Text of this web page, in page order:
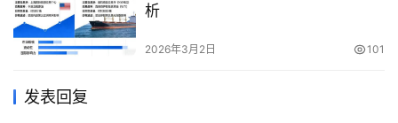
析
2026年3月2日 101
发表回复